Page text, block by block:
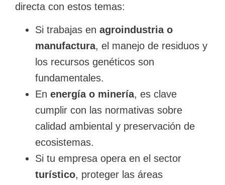
directa con estos temas:
Si trabajas en agroindustria o
manufactura, el manejo de residuos y
los recursos genéticos son
fundamentales.
En energía o minería, es clave
cumplir con las normativas sobre
calidad ambiental y preservación de
ecosistemas.
Si tu empresa opera en el sector
turístico, proteger las áreas